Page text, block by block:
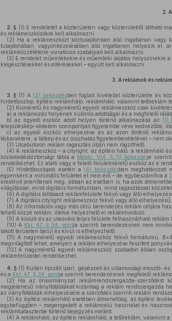
2.
2. § (1) E rendeletet a közterületen vagy közterületről látható
és reklámeszközökre kell alkalmazni.
(2) Ha a reklámeszközt köztulajdonban álló ingatlanon vagy
tulajdonában, vagyonkezelésében álló ingatlanon helyezik el,
reklámközzétételre vonatkozó szabályait kell alkalmazni.
(3) E rendelet műemlékekre és műemléki sajátos helyszínekre
kiegészítésekkel és eltérésekkel – együtt kell alkalmazni.
3. A reklámok és
3. § (1) A (2) bekezdésben foglalt kivétellel közterületre és
hirdetőoszlop, építési reklámháló, reklámháló, valamint tetőreklám
(2) Kisméretű és nagyméretű egyedi reklámeszköz csak
a) a reklámozás helyének különös adottságai és a megfelelő
b) az egyedi eszköz adott helyen történő alkalmazása az (1)
településkép-védelem szempontjait figyelembe véve kedvezőbb,
c) az egyedi eszköz elhelyezése és az azon történő
tájkaraktere, a látkép és az összhatás figyelembevételével – nem
(3) Utcabútoron reklám ragasztás útján nem rögzíthető.
(4) A reklámeszköz – a citylight, az építési háló, a reklámháló
közlekedésbiztonsági tábla a Méptv. 104. § (1) bekezdése
rendelkezhet. Ez alatti vagy e feletti felületméretű eszköz az e
(5) Hirdetőoszlopok esetén a (4) bekezdésben meghatározott
egyenként a minimális felületet el nem érő – de egybeszámítva a
kreatívot jelenítenek meg, abban az esetben is, ha azok
világítással, mind digitális formátumban, mind ragasztással
(6) A digitális billboard reklámfelülete fekvő vagy álló
(7) A digitális citylight reklámeszköz fekvő vagy álló
(8) Az információs vagy más célú berendezés reklám céljára
tehető közzé reklám, illetve helyezhető el reklámhordozó.
(9) A kioszk és az utasváró teljes felülete felhasználható
(10) A Kkt. 47. § 34. pontja szerinti berendezésnek nem
lakott területen belül és kívül is elhelyezhető.
(11) A nagyméretű egyedi reklámeszköz fekvő formátumú,
megvilágított lehet, amelyen a reklám elhelyezése feszített
(12) A nagyméretű egyedi reklámeszköz szabadon állóan
reklámfelülettel rendelkezhet.
4. § (1) Kültéri tipizált ipari, gépészeti és villamossági elosztó-
és a Kkt. 47. § 34. pontja szerinti berendezésnek megfelelő
(2) Ha az önkormányzat reklámrendszergazda-szerződést
megjelenésű irányítótáblákat kizárólag a reklám rendszergazda
az irányítótáblák elhelyezésére a szerződés szerinti reklám
(3) Az építési reklámháló esetében átmenetileg, az építési
egybefüggően – megengedett a reklámcélú használat és
reklámkataszterbe történő bejegyzés mellett.
(4) A reklámháló, az építési reklámháló, a tetőreklám, valamint